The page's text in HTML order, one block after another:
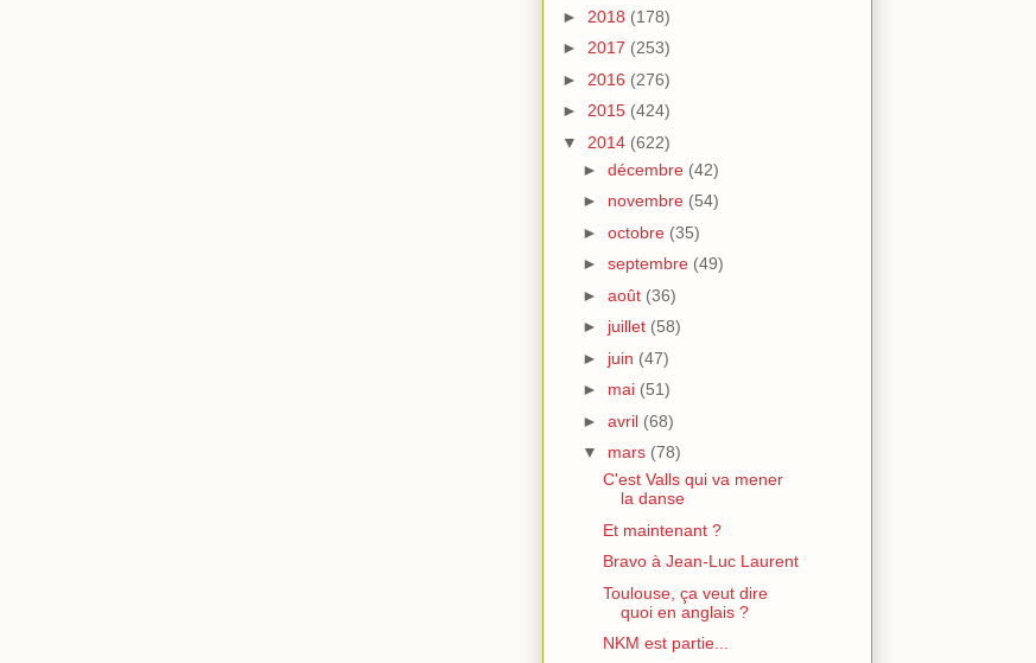
► 2018 (178)
► 2017 (253)
► 2016 (276)
► 2015 (424)
▼ 2014 (622)
► décembre (42)
► novembre (54)
► octobre (35)
► septembre (49)
► août (36)
► juillet (58)
► juin (47)
► mai (51)
► avril (68)
▼ mars (78)
C'est Valls qui va mener
la danse
Et maintenant ?
Bravo à Jean-Luc Laurent
Toulouse, ça veut dire
quoi en anglais ?
NKM est partie...